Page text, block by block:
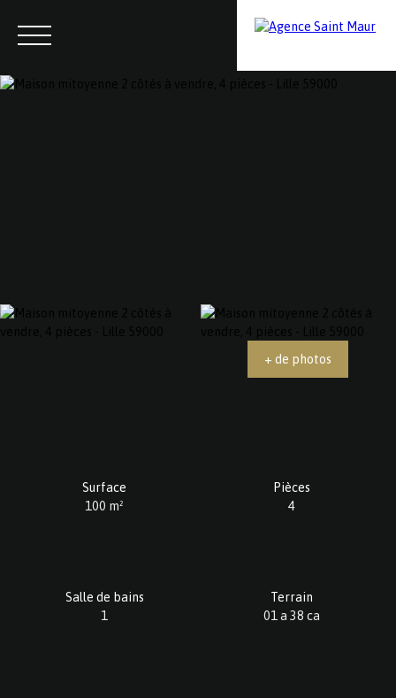
+ de photos
Surface
100 m²
Pièces
4
Salle de bains
1
Terrain
01 a 38 ca